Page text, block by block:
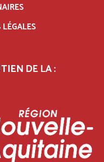
DE LA :